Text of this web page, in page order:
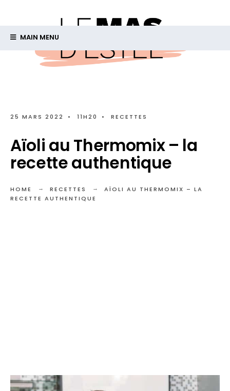
MAIN MENU
25 MARS 2022 • 11H20 • RECETTES
Aïoli au Thermomix – la
recette authentique
HOME RECETTES
AÏOLI AU THERMOMIX – LA
RECETTE AUTHENTIQUE